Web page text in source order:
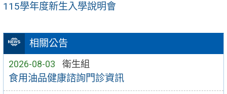
相關公告
2026-08-03 衛生組
食用油品健康諮詢門診資訊
115學年度新生入學說明會